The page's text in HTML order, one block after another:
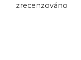
zrecenzováno